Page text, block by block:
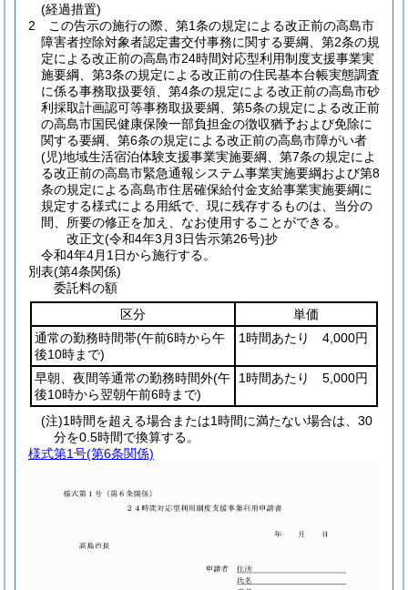
(経過措置)
2
この告示の施行の際、第1条の規定による改正前の高島市
障害者控除対象者認定書交付事務に関する要綱、第2条の規
定による改正前の高島市24時間対応型利用制度支援事業実
施要綱、第3条の規定による改正前の住民基本台帳実態調査
に係る事務取扱要領、第4条の規定による改正前の高島市砂
利採取計画認可等事務取扱要綱、第5条の規定による改正前
の高島市国民健康保険一部負担金の徴収猶予および免除に
関する要綱、第6条の規定による改正前の高島市障がい者
(児)地域生活宿泊体験支援事業実施要綱、第7条の規定によ
る改正前の高島市緊急通報システム事業実施要綱および第8
条の規定による高島市住居確保給付金支給事業実施要綱に
規定する様式による用紙で、現に残存するものは、当分の
間、所要の修正を加え、なお使用することができる。
改正文(令和4年3月3日告示第26号)抄
令和4年4月1日から施行する。
別表(第4条関係)
委託料の額
区分
単価
通常の勤務時間帯(午前6時から午
後10時まで)
1時間あたり 4,000円
早朝、夜間等通常の勤務時間外(午
後10時から翌朝午前6時まで)
1時間あたり 5,000円
(注)1時間を超える場合または1時間に満たない場合は、30
分を0.5時間で換算する。
様式第1号(第6条関係)